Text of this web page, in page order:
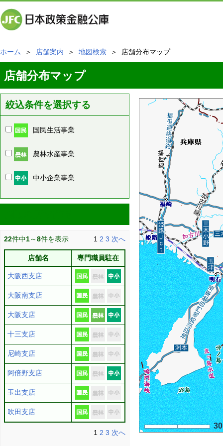
ホーム ＞ 店舗案内 ＞ 地図検索 ＞ 店舗分布マップ
店舗分布マップ
絞込条件を選択する
国民生活事業
農林水産事業
中小企業事業
22件中1～8件を表示 1 2 3 次へ
店舗名 専門職員駐在
大阪西支店
大阪南支店
大阪支店
十三支店
尼崎支店
阿倍野支店
玉出支店
吹田支店
1 2 3 次へ